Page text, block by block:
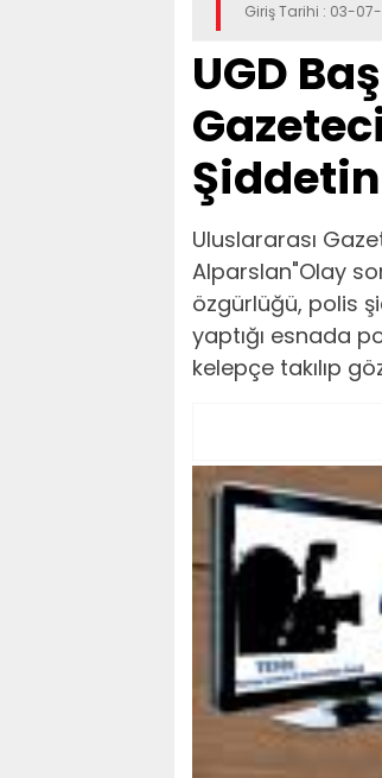
Giriş Tarihi : 03-
UGD
Uluslararası
Alparslan"Olay
özgürlüğü, polis
yaptığı esnada
kelepçe takılıp